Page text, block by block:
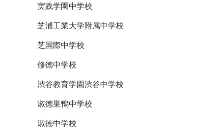
実践学園中学校
芝浦工業大学附属中学校
芝国際中学校
修徳中学校
渋谷教育学園渋谷中学校
淑徳巣鴨中学校
淑徳中学校